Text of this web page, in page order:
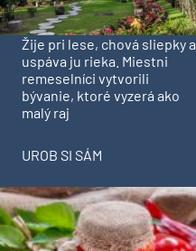
Žije pri lese, chová sliepky a
uspáva ju rieka. Miestni
remeselníci vytvorili
bývanie, ktoré vyzerá ako
malý raj
UROB SI SÁM